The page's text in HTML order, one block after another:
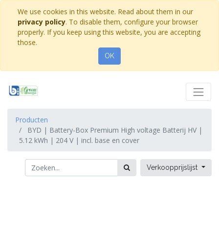
We use cookies in this website. Read about them in our
privacy policy. To disable them, configure your browser
properly. If you keep using this website, you are accepting
those.
OK
Producten
BYD | Battery-Box Premium High voltage Batterij HV |
5.12 kWh | 204 V | incl. base en cover
Verkoopprijslijst